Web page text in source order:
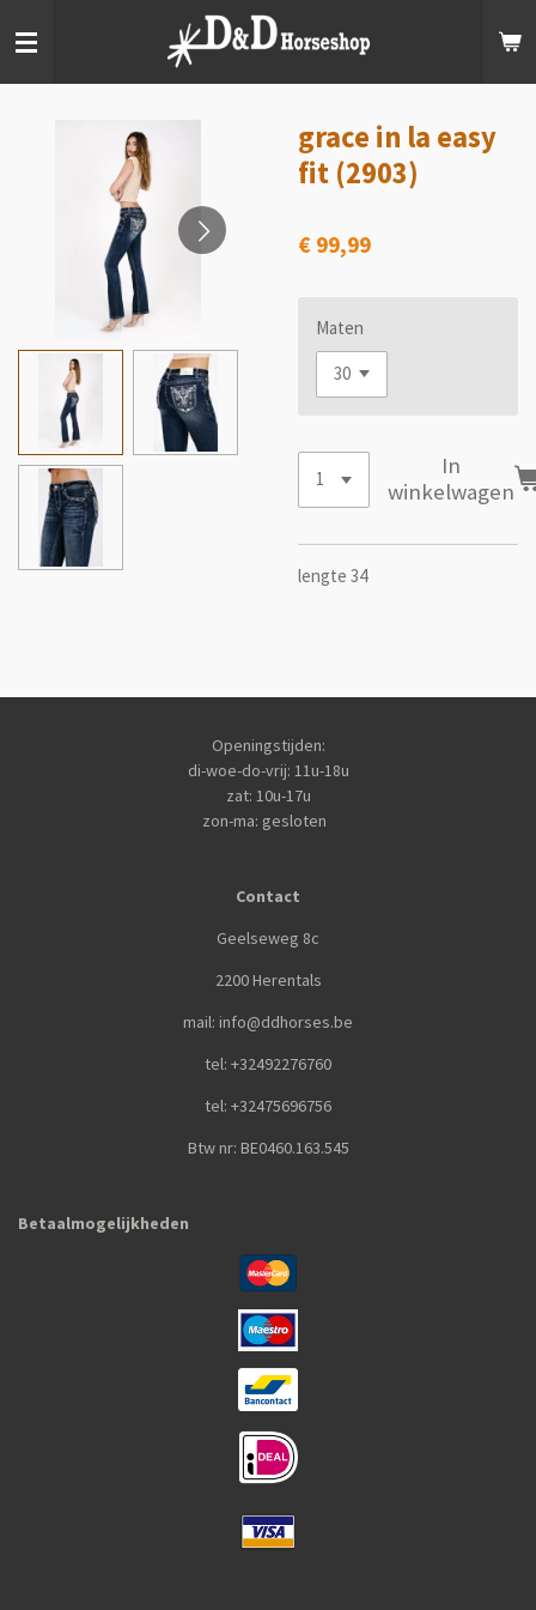
direct
grace in la easy
fit (2903)
€ 99,99
Maten
In
winkelwagen
lengte 34
Openingstijden:
di-woe-do-vrij: 11u-18u
zat: 10u-17u
zon-ma: gesloten
Contact
Geelseweg 8c
2200 Herentals
mail: info@ddhorses.be
tel: +32492276760
tel: +32475696756
Btw nr: BE0460.163.545
Betaalmogelijkheden